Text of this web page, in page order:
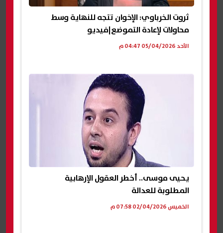
ثروت الخرباوي: الإخوان تتجه للنهاية وسط
محاولات لإعادة التموضع|فيديو
الأحد 05/04/2026 04:47 م
يحيى موسى.. أخطر العقول الإرهابية
المطلوبة للعدالة
الخميس 02/04/2026 07:58 م